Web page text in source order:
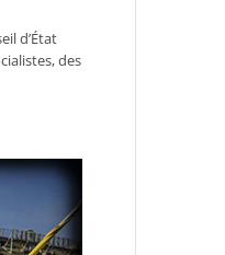
d’État
des